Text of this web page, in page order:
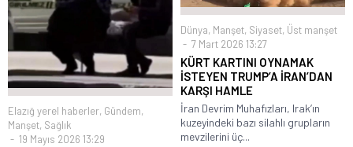
Elazığ yerel haberler, Gündem,
Manşet, Sağlık
19 Mayıs 2026 13:29
Dünya, Manşet, Siyaset, Üst manşet
7 Mart 2026 13:27
KÜRT KARTINI OYNAMAK
İSTEYEN TRUMP’A İRAN’DAN
KARŞI HAMLE
İran Devrim Muhafızları, Irak’ın
kuzeyindeki bazı silahlı grupların
mevzilerini üç...